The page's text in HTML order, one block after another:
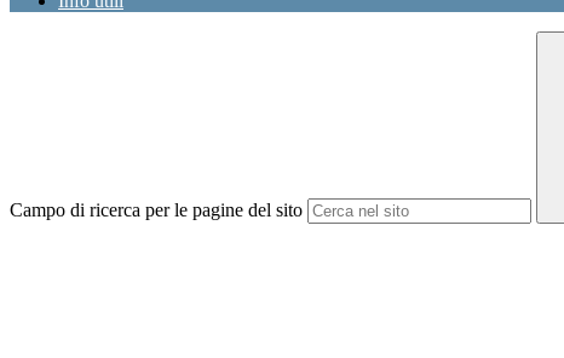
Campo di ricerca per le pagine del sito